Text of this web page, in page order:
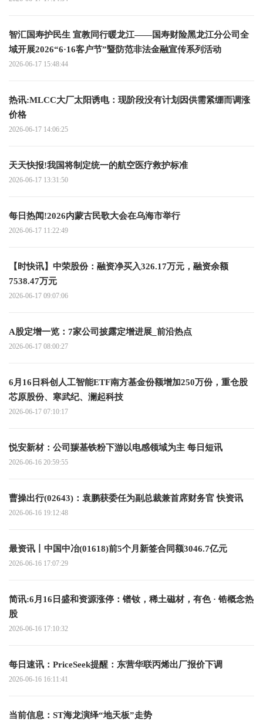
智汇国寿护民生 宣教同行暖龙江——国寿财险黑龙江分公司全
域开展2026“6·16客户节”暨防范非法金融宣传系列活动
2026-06-17 15:48:44
热讯:MLCC大厂太阳诱电：现阶段没有计划因供需紧绷而调涨
价格
2026-06-17 14:06:25
天天快报!我国将制定统一的航空医疗救护标准
2026-06-17 13:31:50
每日热闻!2026内蒙古民歌大会在乌海市举行
2026-06-17 11:22:49
【时快讯】中荣股份：融资净买入326.17万元，融资余额
7538.47万元
2026-06-17 09:07:06
A股定增一览：7家公司披露定增进展_前沿热点
2026-06-17 08:00:27
6月16日科创人工智能ETF南方基金份额增加250万份，重仓股
芯原股份、寒武纪、澜起科技
2026-06-17 07:10:17
悦安新材：公司羰基铁粉下游以电感领域为主 每日短讯
2026-06-16 20:59:55
曹操出行(02643)：袁鹏获委任为副总裁兼首席财务官 快资讯
2026-06-16 19:12:48
最资讯丨中国中冶(01618)前5个月新签合同额3046.7亿元
2026-06-16 17:07:29
简讯:6月16日盛和资源涨停：镨钕，稀土磁材，有色 · 锆概念热
股
2026-06-16 17:10:32
每日速讯：PriceSeek提醒：东营华联丙烯出厂报价下调
2026-06-16 16:11:41
当前信息：ST海龙演绎“地天板”走势